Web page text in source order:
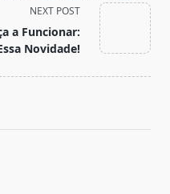
NEXT POST
a Funcionar:
Novidade!